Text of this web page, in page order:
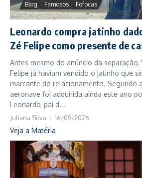
Blog Famosos Fofocas
Leonardo compra jatinho
Zé Felipe como presente de
Antes mesmo do anúncio da separação,
Felipe já haviam vendido o jatinho que
marcante do relacionamento. Segundo
aeronave foi adquirida ainda este ano
Leonardo, pai d...
Juliana Silva 16/09/2025
Veja a Matéria